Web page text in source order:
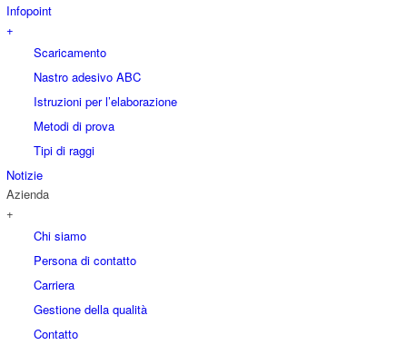
Infopoint
+
Scaricamento
Nastro adesivo ABC
Istruzioni per l’elaborazione
Metodi di prova
Tipi di raggi
Notizie
Azienda
+
Chi siamo
Persona di contatto
Carriera
Gestione della qualità
Contatto